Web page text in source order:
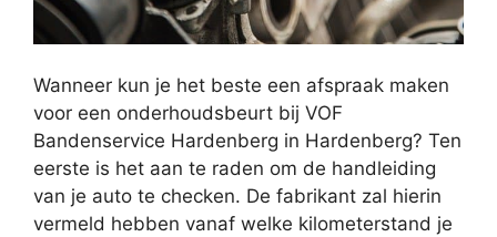
Wanneer kun je het beste een afspraak maken
voor een onderhoudsbeurt bij VOF
Bandenservice Hardenberg in Hardenberg? Ten
eerste is het aan te raden om de handleiding
van je auto te checken. De fabrikant zal hierin
vermeld hebben vanaf welke kilometerstand je